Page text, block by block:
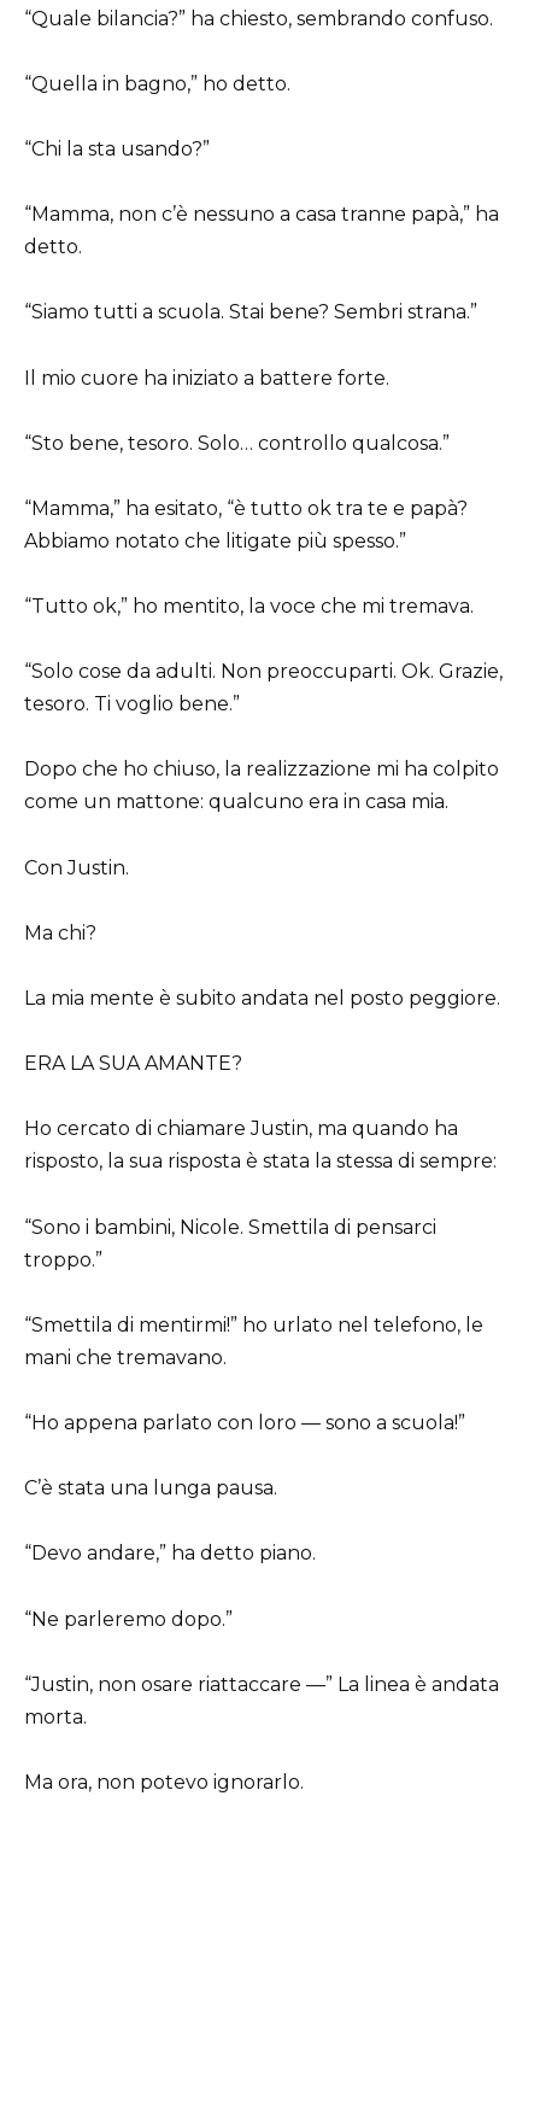
“Quale bilancia?” ha chiesto, sembrando confuso.
“Quella in bagno,” ho detto.
“Chi la sta usando?”
“Mamma, non c’è nessuno a casa tranne papà,” ha
detto.
“Siamo tutti a scuola. Stai bene? Sembri strana.”
Il mio cuore ha iniziato a battere forte.
“Sto bene, tesoro. Solo… controllo qualcosa.”
“Mamma,” ha esitato, “è tutto ok tra te e papà?
Abbiamo notato che litigate più spesso.”
“Tutto ok,” ho mentito, la voce che mi tremava.
“Solo cose da adulti. Non preoccuparti. Ok. Grazie,
tesoro. Ti voglio bene.”
Dopo che ho chiuso, la realizzazione mi ha colpito
come un mattone: qualcuno era in casa mia.
Con Justin.
Ma chi?
La mia mente è subito andata nel posto peggiore.
ERA LA SUA AMANTE?
Ho cercato di chiamare Justin, ma quando ha
risposto, la sua risposta è stata la stessa di sempre:
“Sono i bambini, Nicole. Smettila di pensarci
troppo.”
“Smettila di mentirmi!” ho urlato nel telefono, le
mani che tremavano.
“Ho appena parlato con loro — sono a scuola!”
C’è stata una lunga pausa.
“Devo andare,” ha detto piano.
“Ne parleremo dopo.”
“Justin, non osare riattaccare —” La linea è andata
morta.
Ma ora, non potevo ignorarlo.